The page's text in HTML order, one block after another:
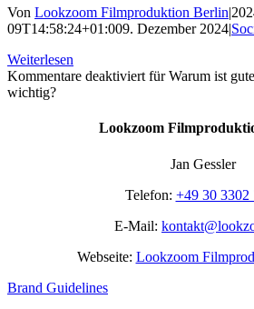
Von Lookzoom Filmproduktion Berlin|
09T14:58:24+01:009. Dezember 2024|
Weiterlesen
Kommentare deaktiviert für Warum ist
wichtig?
Lookzoom
Jan Gessler
Telefon: +49 30 3302
E-Mail:
Webseite: Lookzoom
Brand Guidelines